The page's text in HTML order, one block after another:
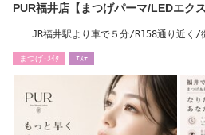
PUR福井店【まつげパーマ/LEDエクス
JR福井駅より車で５分/R158通り近
まつげ･ﾒｲｸ ｴｽﾃ